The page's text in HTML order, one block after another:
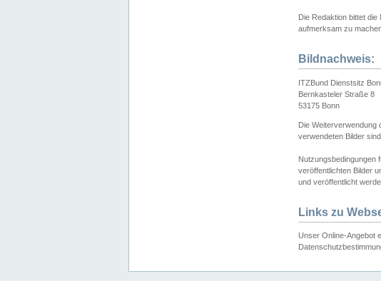
Die Redaktion bittet
aufmerksam zu
Bildnachweis:
ITZBund Dienstsitz
Bernkasteler Straße 8
53175 Bonn
Die Weiterverwendung
verwendeten Bilder
Nutzungsbedingungen
veröffentlichten Bilder
und veröffentlicht
Links zu
Unser Online-Angebot